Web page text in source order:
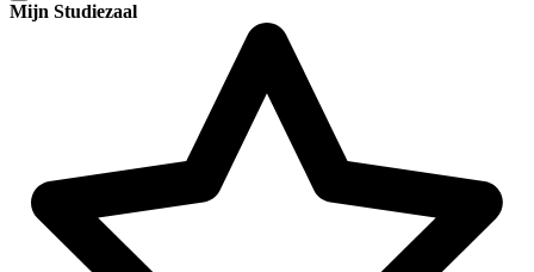
Mijn Studiezaal